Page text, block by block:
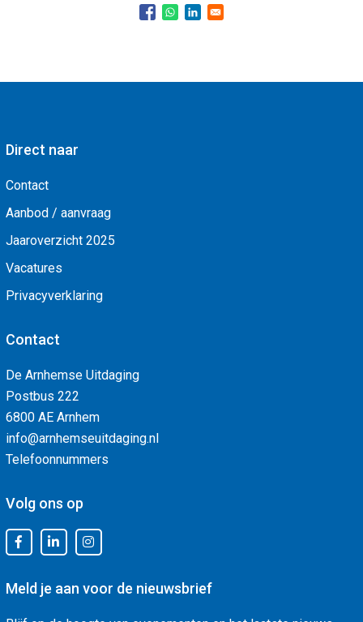
Direct naar
Contact
Aanbod / aanvraag
Jaaroverzicht 2025
Vacatures
Privacyverklaring
Contact
De Arnhemse Uitdaging
Postbus 222
6800 AE Arnhem
info@arnhemseuitdaging.nl
Telefoonnummers
Volg ons op
Meld je aan voor de nieuwsbrief